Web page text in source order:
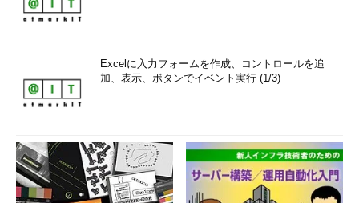
Excelに入力フォームを作成、コントロールを追
加、表示、ボタンでイベント実行 (1/3)